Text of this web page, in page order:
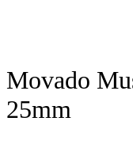
Movado
25mm